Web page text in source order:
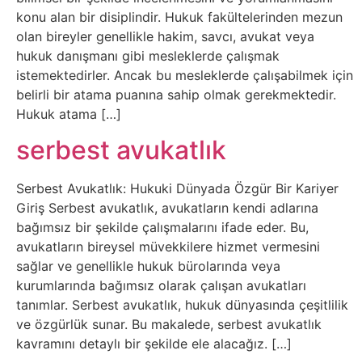
Bilim
Bitcoin
Bitkiler
Film
Diğer
Sosyal
Medyalar
Din
konu alan bir disiplindir. Hukuk fakültelerinden mezun
olan bireyler genellikle hakim, savcı, avukat veya
hukuk danışmanı gibi mesleklerde çalışmak
istemektedirler. Ancak bu mesleklerde çalışabilmek için
belirli bir atama puanına sahip olmak gerekmektedir.
Hukuk atama […]
serbest avukatlık
Serbest Avukatlık: Hukuki Dünyada Özgür Bir Kariyer
Giriş Serbest avukatlık, avukatların kendi adlarına
bağımsız bir şekilde çalışmalarını ifade eder. Bu,
avukatların bireysel müvekkilere hizmet vermesini
sağlar ve genellikle hukuk bürolarında veya
kurumlarında bağımsız olarak çalışan avukatları
tanımlar. Serbest avukatlık, hukuk dünyasında çeşitlilik
ve özgürlük sunar. Bu makalede, serbest avukatlık
kavramını detaylı bir şekilde ele alacağız. […]